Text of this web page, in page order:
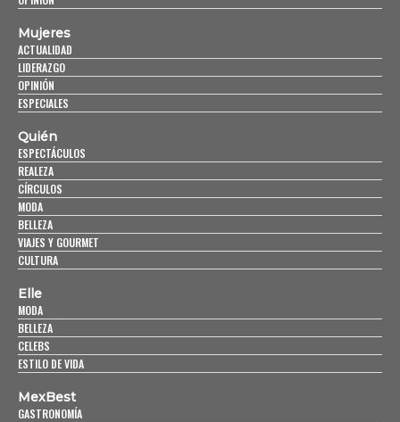
Mujeres
ACTUALIDAD
LIDERAZGO
OPINIÓN
ESPECIALES
Quién
ESPECTÁCULOS
REALEZA
CÍRCULOS
MODA
BELLEZA
VIAJES Y GOURMET
CULTURA
Elle
MODA
BELLEZA
CELEBS
ESTILO DE VIDA
MexBest
GASTRONOMÍA